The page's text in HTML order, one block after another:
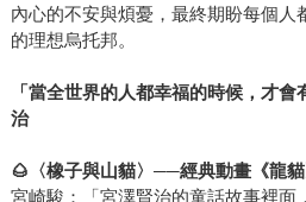
內心的不安與煩憂，最終期盼每個人
的理想烏托邦。
「當全世界的人都幸福的時候，才
治
🌰 〈橡子與山貓〉──經典動畫《龍
宮崎駿：「宮澤賢治的童話故事裡面